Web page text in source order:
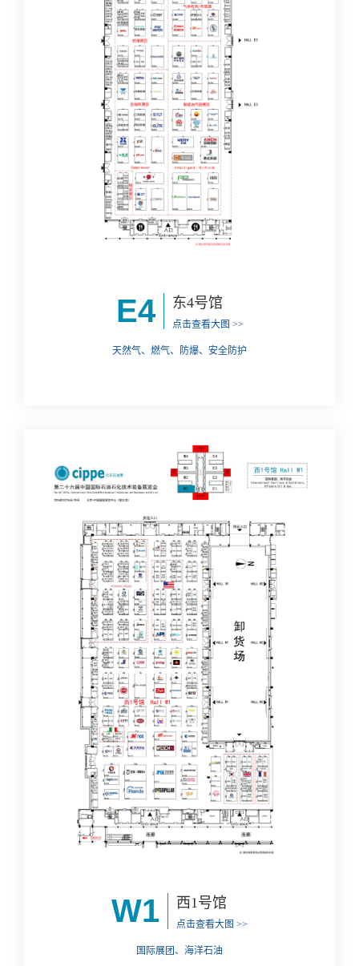
E4 东4号馆
点击查看大图 >>
天然气、燃气、防爆、安全防护
W1 西1号馆
点击查看大图 >>
国际展团、海洋石油